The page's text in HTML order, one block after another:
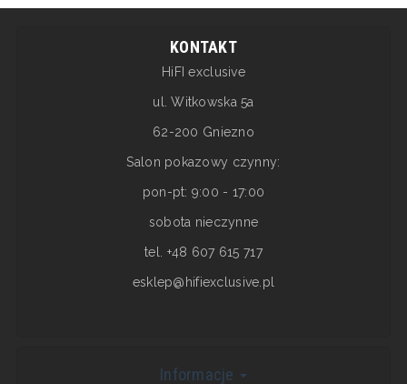
KONTAKT
HiFI exclusive
ul. Witkowska 5a
62-200 Gniezno
Salon pokazowy czynny:
pon-pt: 9:00 - 17:00
sobota nieczynne
tel. +48 607 615 717
esklep@hifiexclusive.pl
Informacje